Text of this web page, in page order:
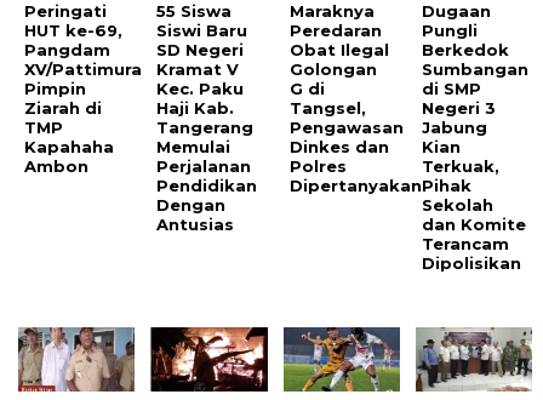
Peringati
HUT ke-69,
Pangdam
XV/Pattimura
Pimpin
Ziarah di
TMP
Kapahaha
Ambon
55 Siswa
Siswi Baru
SD Negeri
Kramat V
Kec. Paku
Haji Kab.
Tangerang
Memulai
Perjalanan
Pendidikan
Dengan
Antusias
Maraknya
Peredaran
Obat Ilegal
Golongan
G di
Tangsel,
Pengawasan
Dinkes dan
Polres
Dipertanyakan
Dugaan
Pungli
Berkedok
Sumbangan
di SMP
Negeri 3
Jabung
Kian
Terkuak,
Pihak
Sekolah
dan Komite
Terancam
Dipolisikan